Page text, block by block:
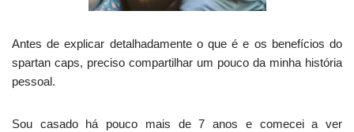
Antes de explicar detalhadamente o que é e os benefícios do
spartan caps, preciso compartilhar um pouco da minha história
pessoal.
Sou casado há pouco mais de 7 anos e comecei a ver